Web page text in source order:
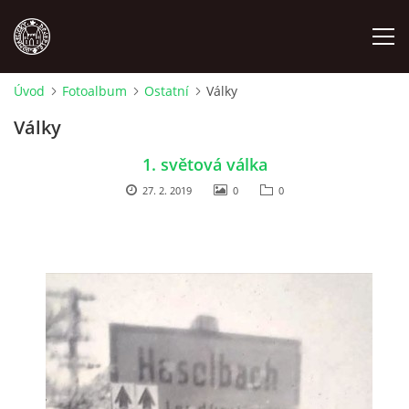
OSTATNÍ
ODKAZY
O NÁS
Úvod Fotoalbum Ostatní Války
Války
1. světová válka
27. 2. 2019 0 0